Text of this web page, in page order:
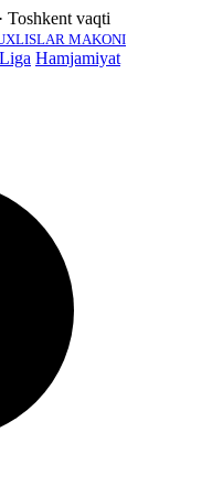
Toshkent vaqti
MAKONI
Hamjamiyat